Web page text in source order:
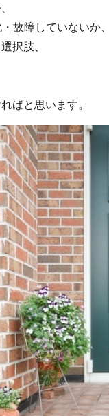
故障していないか、
択肢、
ばと思います。